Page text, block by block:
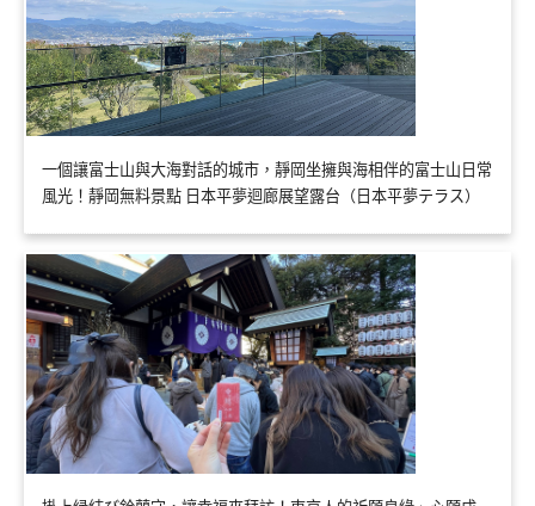
一個讓富士山與大海對話的城市，靜岡坐擁與海相伴的富士山日常
風光！靜岡無料景點 日本平夢迴廊展望露台（日本平夢テラス）